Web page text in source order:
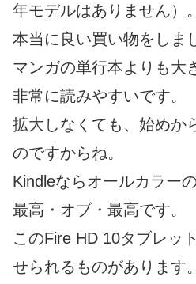
年モデルはありません）。
本当に良い買い物をしま
マンガの単行本よりも大
非常に読みやすいです。
拡大しなくても、始めか
のですからね。
Kindleならオールカラー
最高・オブ・最高です。
このFire HD 10タブレッ
せられるものがあります。